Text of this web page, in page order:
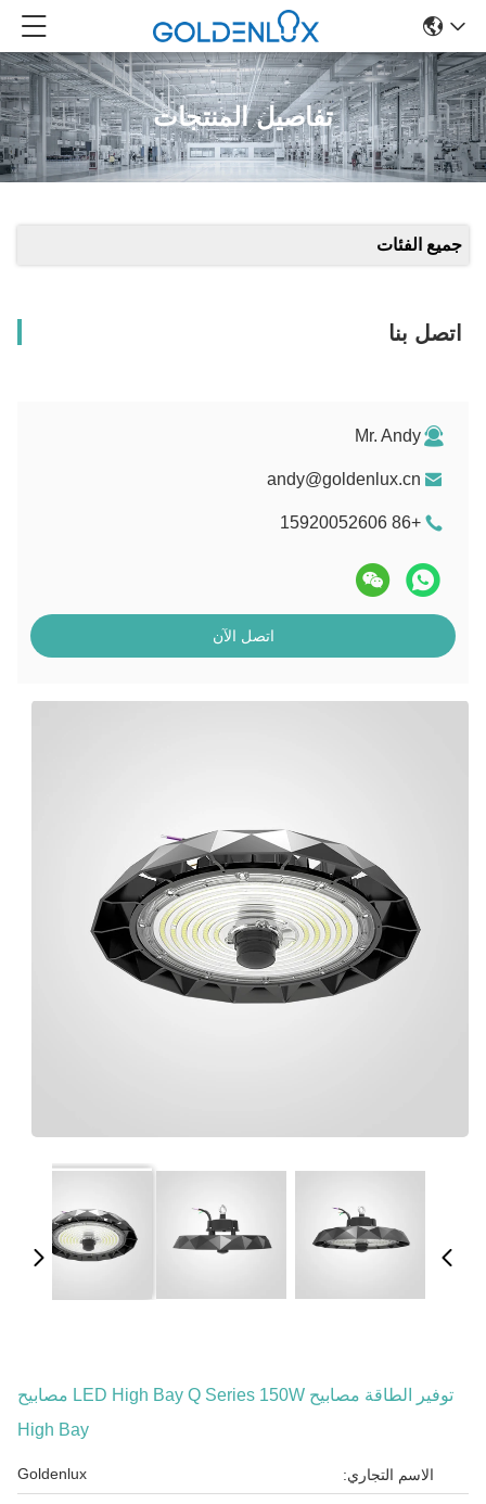
تفاصيل المنتجات
جميع الفئات
اتصل بنا
Mr. Andy
andy@goldenlux.cn
+86 15920052606
اتصل الآن
توفير الطاقة مصابيح LED High Bay Q Series 150W مصابيح
High Bay
الاسم التجاري: Goldenlux